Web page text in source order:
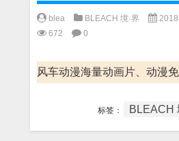
blea BLEACH 境·界
672
0
风车动漫海量动画片、动漫
标签： BLEACH